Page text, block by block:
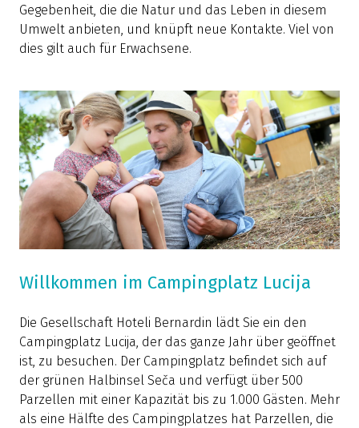
Gegebenheit, die die Natur und das Leben in diesem
Umwelt anbieten, und knüpft neue Kontakte. Viel von
dies gilt auch für Erwachsene.
Willkommen im Campingplatz Lucija
Die Gesellschaft Hoteli Bernardin lädt Sie ein den
Campingplatz Lucija, der das ganze Jahr über geöffnet
ist, zu besuchen. Der Campingplatz befindet sich auf
der grünen Halbinsel Seča und verfügt über 500
Parzellen mit einer Kapazität bis zu 1.000 Gästen. Mehr
als eine Hälfte des Campingplatzes hat Parzellen, die